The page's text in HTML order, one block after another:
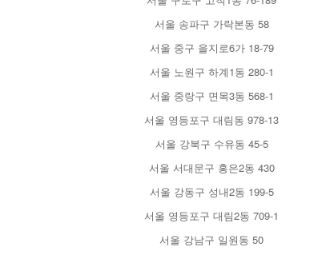
서울 송파구 가락본동 58
서울 중구 을지로6가 18-79
서울 노원구 하계1동 280-1
서울 중랑구 면목3동 568-1
서울 영등포구 대림동 978-13
서울 강북구 수유동 45-5
서울 서대문구 홍은2동 430
서울 강동구 성내2동 199-5
서울 영등포구 대림2동 709-1
서울 강남구 일원동 50